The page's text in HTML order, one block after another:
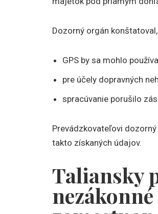
Dozorný orgán konštatoval,
GPS by sa mohlo
pre účely dopravných
spracúvanie porušilo
Prevádzkovateľovi
takto získaných údajov.
Taliansky